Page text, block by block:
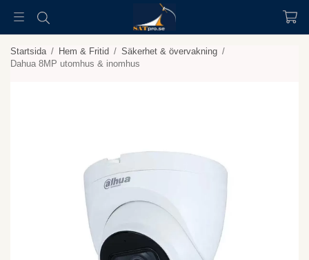
Startsida / Hem & Fritid / Säkerhet & övervakning /
Dahua 8MP utomhus & inomhus